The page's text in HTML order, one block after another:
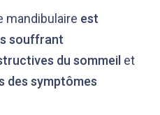
mandibulaire est
souffrant
du sommeil et
des symptômes